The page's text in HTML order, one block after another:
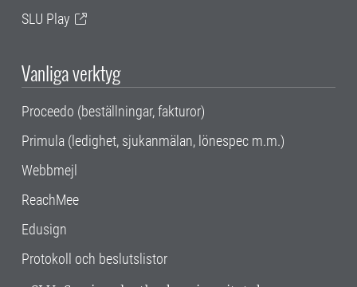
SLU Play
Vanliga verktyg
Proceedo (beställningar, fakturor)
Primula (ledighet, sjukanmälan, lönespec m.m.)
Webbmejl
ReachMee
Edusign
Protokoll och beslutslistor